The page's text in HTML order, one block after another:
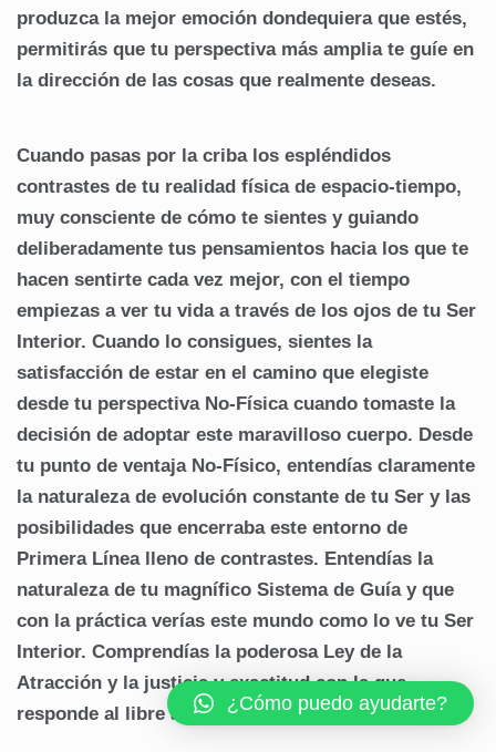
produzca la mejor emoción dondequiera que estés,
permitirás que tu perspectiva más amplia te guíe en
la dirección de las cosas que realmente deseas.
Cuando pasas por la criba los espléndidos
contrastes de tu realidad física de espacio-tiempo,
muy consciente de cómo te sientes y guiando
deliberadamente tus pensamientos hacia los que te
hacen sentirte cada vez mejor, con el tiempo
empiezas a ver tu vida a través de los ojos de tu Ser
Interior. Cuando lo consigues, sientes la
satisfacción de estar en el camino que elegiste
desde tu perspectiva No-Física cuando tomaste la
decisión de adoptar este maravilloso cuerpo. Desde
tu punto de ventaja No-Físico, entendías claramente
la naturaleza de evolución constante de tu Ser y las
posibilidades que encerraba este entorno de
Primera Línea lleno de contrastes. Entendías la
naturaleza de tu magnífico Sistema de Guía y que
con la práctica verías este mundo como lo ve tu Ser
Interior. Comprendías la poderosa Ley de la
Atracción y la justicia y exactitud con la que
responde al libre albedrío de todos sus creadores.
¿Cómo puedo ayudarte?